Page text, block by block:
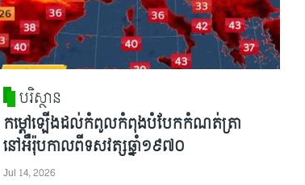
បរិស្ថាន
កម្តៅឡើងដល់កំពូលកំពុងបំបែកកំណត់ត្រា
នៅអឺរ៉ុបកាលពីទសវត្សឆ្នាំ១៩៧០
Jul 14, 2026